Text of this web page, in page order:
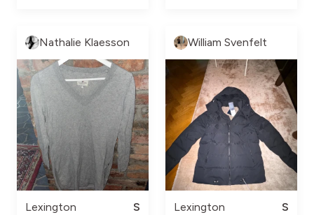
Nathalie Klaesson
Lexington
S
William Svenfelt
Lexington
S